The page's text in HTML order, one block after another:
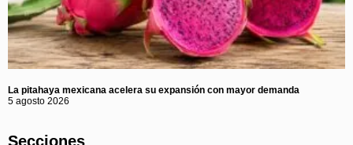
La pitahaya mexicana acelera su expansión con mayor demanda
5 agosto 2026
Secciones